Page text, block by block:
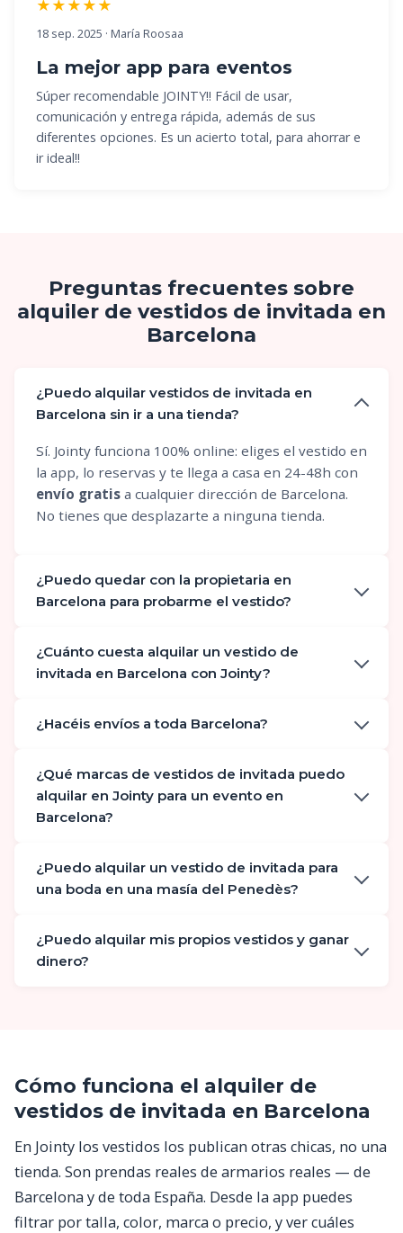
★★★★★
18 sep. 2025 · María Roosaa
La mejor app para eventos
Súper recomendable JOINTY!! Fácil de usar,
comunicación y entrega rápida, además de sus
diferentes opciones. Es un acierto total, para ahorrar e
ir ideal!!
Preguntas frecuentes sobre
alquiler de vestidos de invitada en
Barcelona
¿Puedo alquilar vestidos de invitada en
Barcelona sin ir a una tienda?
Sí. Jointy funciona 100% online: eliges el vestido en
la app, lo reservas y te llega a casa en 24-48h con
envío gratis a cualquier dirección de Barcelona.
No tienes que desplazarte a ninguna tienda.
¿Puedo quedar con la propietaria en
Barcelona para probarme el vestido?
¿Cuánto cuesta alquilar un vestido de
invitada en Barcelona con Jointy?
¿Hacéis envíos a toda Barcelona?
¿Qué marcas de vestidos de invitada puedo
alquilar en Jointy para un evento en
Barcelona?
¿Puedo alquilar un vestido de invitada para
una boda en una masía del Penedès?
¿Puedo alquilar mis propios vestidos y ganar
dinero?
Cómo funciona el alquiler de
vestidos de invitada en Barcelona
En Jointy los vestidos los publican otras chicas, no una
tienda. Son prendas reales de armarios reales — de
Barcelona y de toda España. Desde la app puedes
filtrar por talla, color, marca o precio, y ver cuáles